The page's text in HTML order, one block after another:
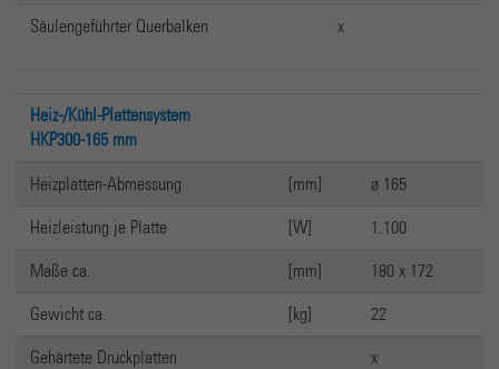
Säulengeführter Querbalken x
Heiz-/Kühl-Plattensystem
HKP300-165 mm
Heizplatten-Abmessung [mm] ø 165
Heizleistung je Platte [W] 1.100
Maße ca. [mm] 180 x 172
Gewicht ca. [kg] 22
Gehärtete Druckplatten x